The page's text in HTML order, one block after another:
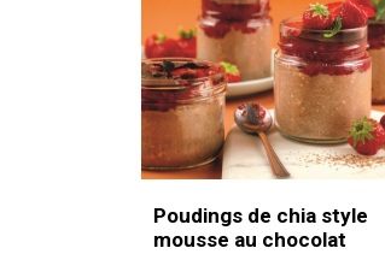
Poudings de chia style
mousse au chocolat